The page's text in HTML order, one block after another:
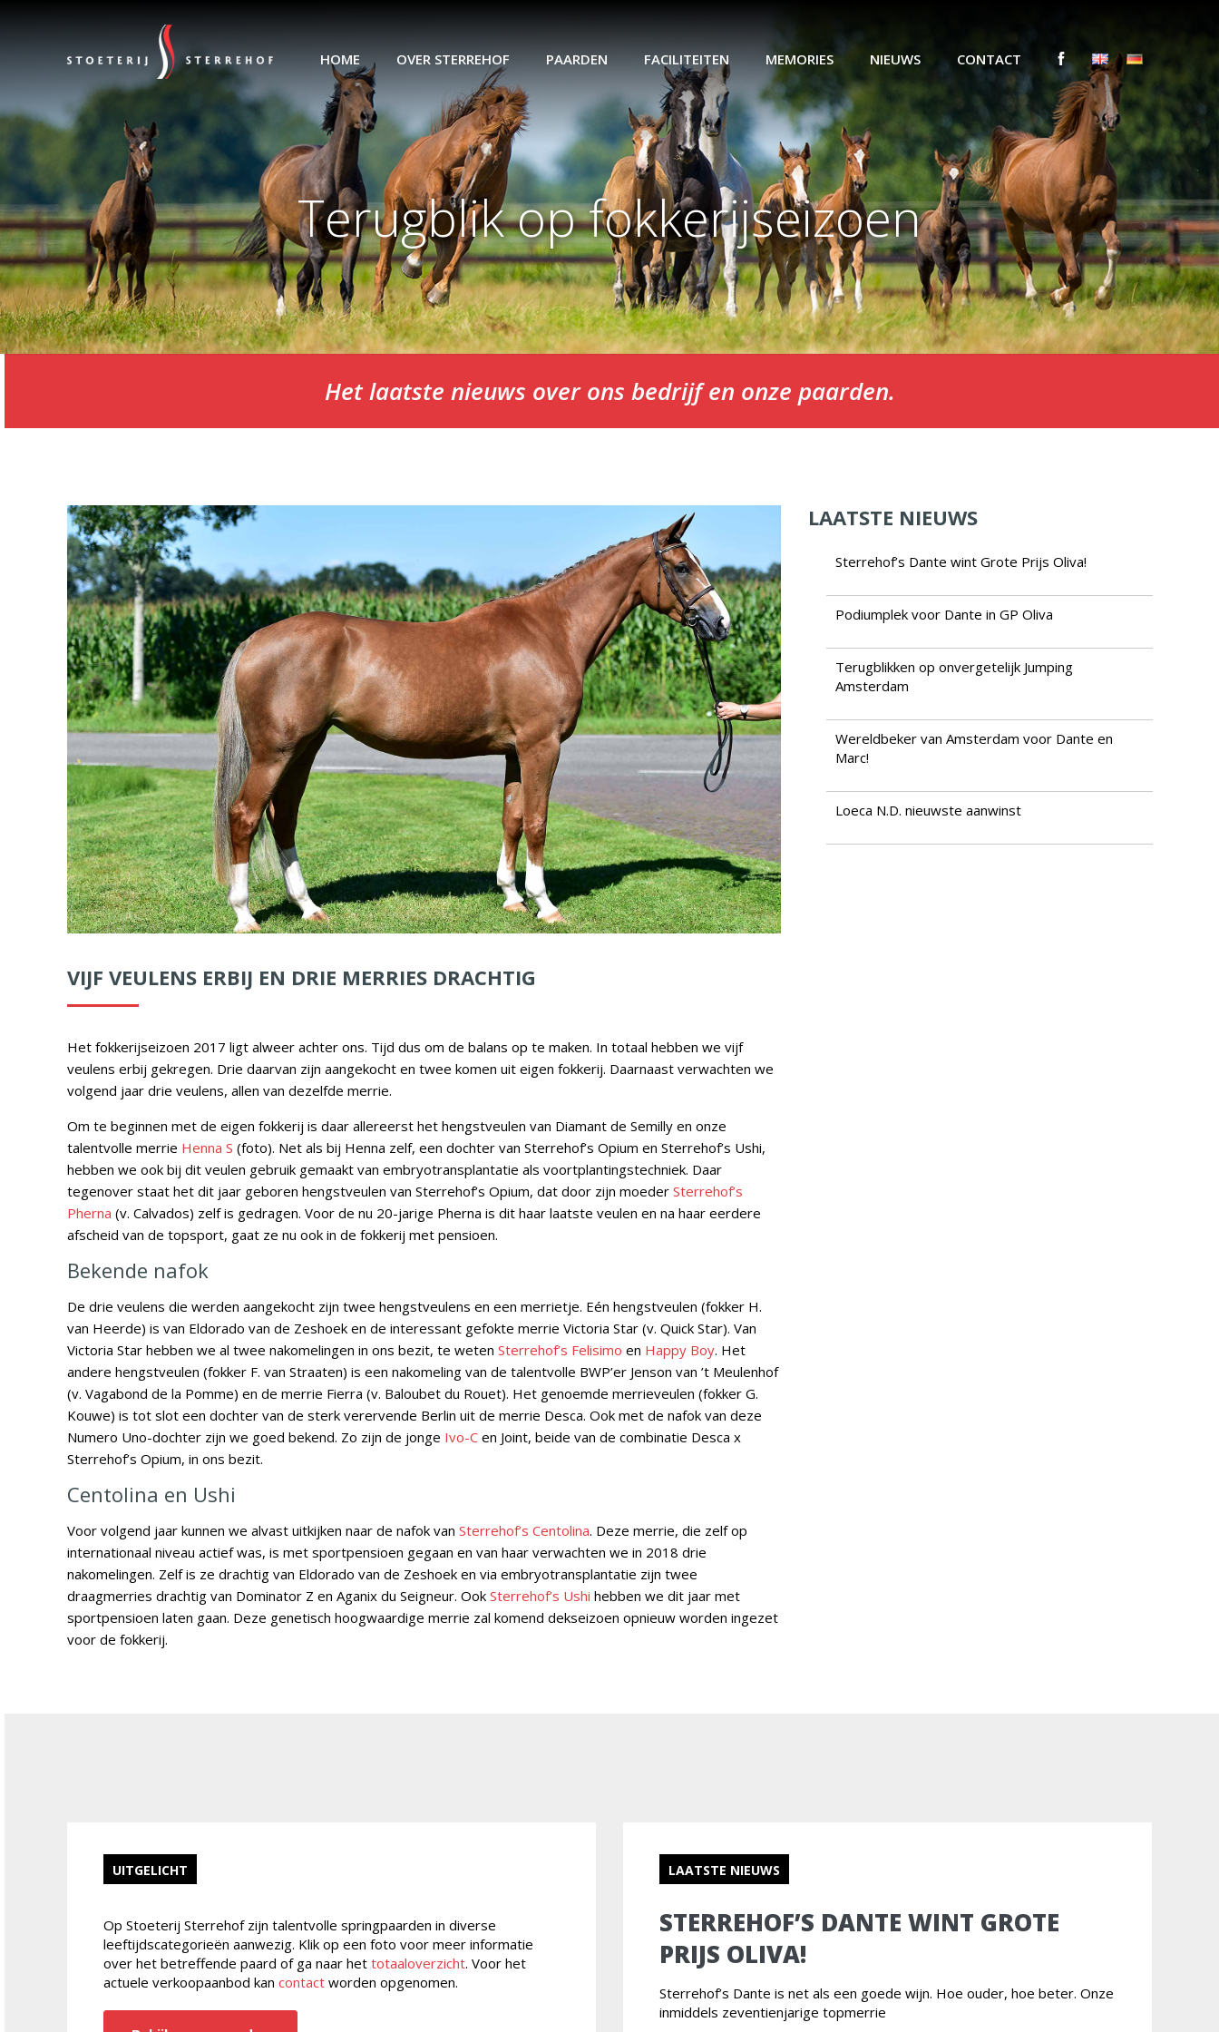
HOME OVER STERREHOF PAARDEN FACILITEITEN MEMORIES NIEUWS CONTACT
Terugblik op fokkerijseizoen
Het laatste nieuws over ons bedrijf en onze paarden.
VIJF VEULENS ERBIJ EN DRIE MERRIES DRACHTIG
Het fokkerijseizoen 2017 ligt alweer achter ons. Tijd dus om de balans op te maken. In totaal hebben we vijf
veulens erbij gekregen. Drie daarvan zijn aangekocht en twee komen uit eigen fokkerij. Daarnaast verwachten we
volgend jaar drie veulens, allen van dezelfde merrie.
Om te beginnen met de eigen fokkerij is daar allereerst het hengstveulen van Diamant de Semilly en onze
talentvolle merrie Henna S (foto). Net als bij Henna zelf, een dochter van Sterrehof’s Opium en Sterrehof’s Ushi,
hebben we ook bij dit veulen gebruik gemaakt van embryotransplantatie als voortplantingstechniek. Daar
tegenover staat het dit jaar geboren hengstveulen van Sterrehof’s Opium, dat door zijn moederSterrehof’s
Pherna (v. Calvados) zelf is gedragen. Voor de nu 20-jarige Pherna is dit haar laatste veulen en na haar eerdere
afscheid van de topsport, gaat ze nu ook in de fokkerij met pensioen.
Bekende nafok
De drie veulens die werden aangekocht zijn twee hengstveulens en een merrietje. Eén hengstveulen (fokker H.
van Heerde) is van Eldorado van de Zeshoek en de interessant gefokte merrie Victoria Star (v. Quick Star). Van
Victoria Star hebben we al twee nakomelingen in ons bezit, te wetenSterrehof’s Felisimo en Happy Boy. Het
andere hengstveulen (fokker F. van Straaten) is een nakomeling van de talentvolle BWP’er Jenson van ’t Meulenhof
(v. Vagabond de la Pomme) en de merrie Fierra (v. Baloubet du Rouet). Het genoemde merrieveulen (fokker G.
Kouwe) is tot slot een dochter van de sterk verervende Berlin uit de merrie Desca. Ook met de nafok van deze
Numero Uno-dochter zijn we goed bekend. Zo zijn de jonge Ivo-Cen Joint, beide van de combinatie Desca x
Sterrehof’s Opium, in ons bezit.
Centolina en Ushi
Voor volgend jaar kunnen we alvast uitkijken naar de nafok vanSterrehof’s Centolina. Deze merrie, die zelf op
internationaal niveau actief was, is met sportpensioen gegaan en van haar verwachten we in 2018 drie
nakomelingen. Zelf is ze drachtig van Eldorado van de Zeshoek en via embryotransplantatie zijn twee
draagmerries drachtig van Dominator Z en Aganix du Seigneur. OokSterrehof’s Ushi hebben we dit jaar met
sportpensioen laten gaan. Deze genetisch hoogwaardige merrie zal komend dekseizoen opnieuw worden ingezet
voor de fokkerij.
LAATSTE NIEUWS
Sterrehof’s Dante wint Grote Prijs Oliva!
Podiumplek voor Dante in GP Oliva
Terugblikken op onvergetelijk Jumping
Amsterdam
Wereldbeker van Amsterdam voor Dante en
Marc!
Loeca N.D. nieuwste aanwinst
UITGELICHT
Op Stoeterij Sterrehof zijn talentvolle springpaarden in diverse
leeftijdscategorieën aanwezig. Klik op een foto voor meer informatie
over het betreffende paard of ga naar hettotaaloverzicht. Voor het
actuele verkoopaanbod kancontact worden opgenomen.
LAATSTE NIEUWS
STERREHOF’S DANTE WINT GROTE
PRIJS OLIVA!
Sterrehof’s Dante is net als een goede wijn. Hoe ouder, hoe beter. Onze
inmiddels zeventienjarige topmerrie